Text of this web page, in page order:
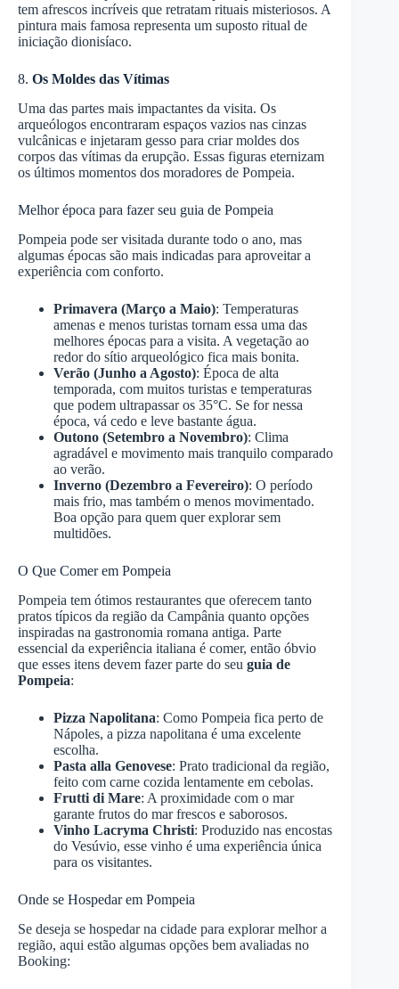
tem afrescos incríveis que retratam rituais misteriosos. A
pintura mais famosa representa um suposto ritual de
iniciação dionisíaco.
8. Os Moldes das Vítimas
Uma das partes mais impactantes da visita. Os
arqueólogos encontraram espaços vazios nas cinzas
vulcânicas e injetaram gesso para criar moldes dos
corpos das vítimas da erupção. Essas figuras eternizam
os últimos momentos dos moradores de Pompeia.
Melhor época para fazer seu guia de Pompeia
Pompeia pode ser visitada durante todo o ano, mas
algumas épocas são mais indicadas para aproveitar a
experiência com conforto.
Primavera (Março a Maio): Temperaturas
amenas e menos turistas tornam essa uma das
melhores épocas para a visita. A vegetação ao
redor do sítio arqueológico fica mais bonita.
Verão (Junho a Agosto): Época de alta
temporada, com muitos turistas e temperaturas
que podem ultrapassar os 35°C. Se for nessa
época, vá cedo e leve bastante água.
Outono (Setembro a Novembro): Clima
agradável e movimento mais tranquilo comparado
ao verão.
Inverno (Dezembro a Fevereiro): O período
mais frio, mas também o menos movimentado.
Boa opção para quem quer explorar sem
multidões.
O Que Comer em Pompeia
Pompeia tem ótimos restaurantes que oferecem tanto
pratos típicos da região da Campânia quanto opções
inspiradas na gastronomia romana antiga. Parte
essencial da experiência italiana é comer, então óbvio
que esses itens devem fazer parte do seu guia de
Pompeia:
Pizza Napolitana: Como Pompeia fica perto de
Nápoles, a pizza napolitana é uma excelente
escolha.
Pasta alla Genovese: Prato tradicional da região,
feito com carne cozida lentamente em cebolas.
Frutti di Mare: A proximidade com o mar
garante frutos do mar frescos e saborosos.
Vinho Lacryma Christi: Produzido nas encostas
do Vesúvio, esse vinho é uma experiência única
para os visitantes.
Onde se Hospedar em Pompeia
Se deseja se hospedar na cidade para explorar melhor a
região, aqui estão algumas opções bem avaliadas no
Booking: